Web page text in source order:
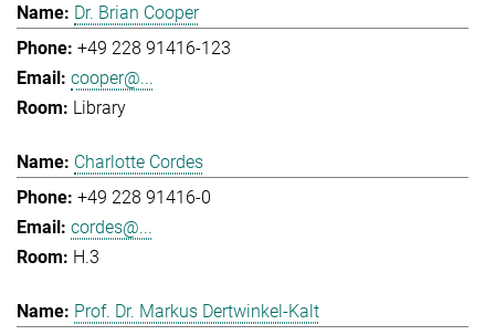
Dr. Brian Cooper
+49 228 91416-123
cooper@...
Library
Charlotte Cordes
+49 228 91416-0
cordes@...
H.3
Prof. Dr. Markus Dertwinkel-Kalt